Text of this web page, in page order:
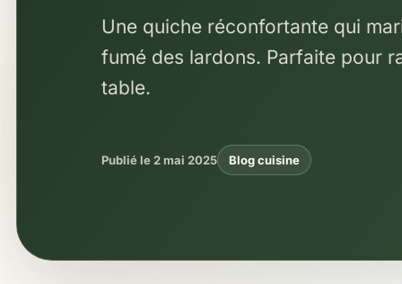
Une quiche réconfortante qui
fumé des lardons. Parfaite pour
table.
Publié le 2 mai 2025 Blog cuisine